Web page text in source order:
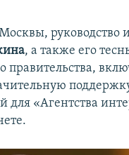
руководство
, а также его
правительства,
для «Агентства